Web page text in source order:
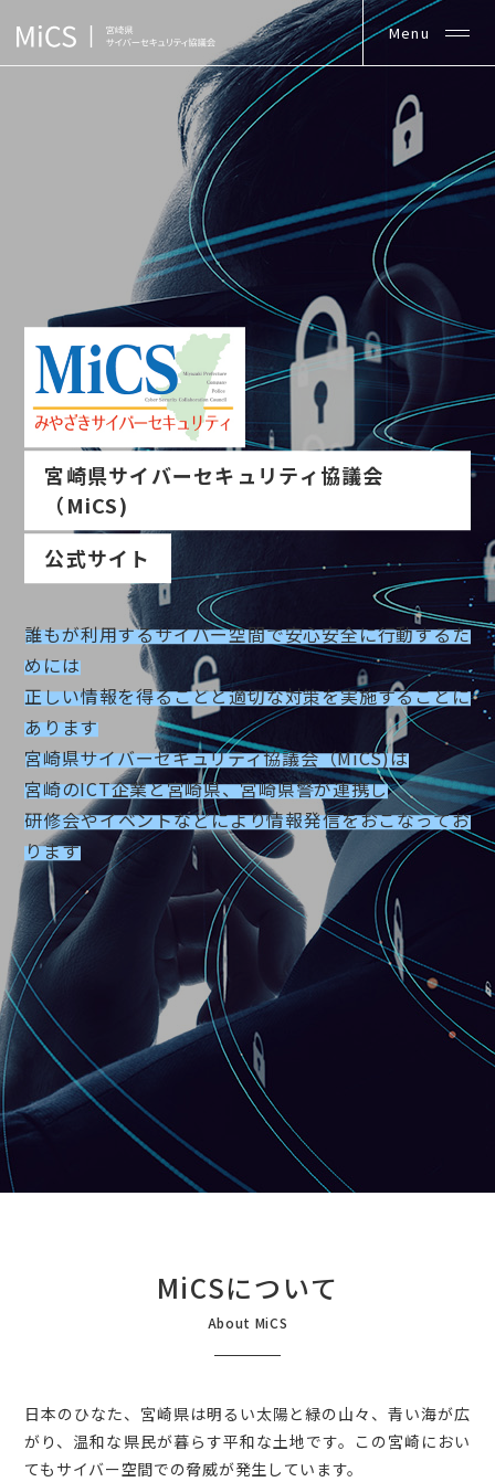
宮崎県サイバーセキュリティ協議会
（MiCS)
公式サイト
誰もが利用するサイバー空間で安心安全に行動するた
めには
正しい情報を得ることと適切な対策を実施することに
あります
宮崎県サイバーセキュリティ協議会（MiCS)は
宮崎のICT企業と宮崎県、宮崎県警が連携し
研修会やイベントなどにより情報発信をおこなってお
ります
MiCSについて
About MiCS
日本のひなた、宮崎県は明るい太陽と緑の山々、青い海が広
がり、温和な県民が暮らす平和な土地です。この宮崎におい
てもサイバー空間での脅威が発生しています。